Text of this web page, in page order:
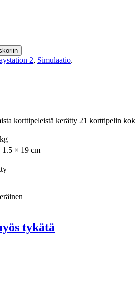
2, Simulaatio.
korttipeleistä kerätty 21 korttipelin
1.5 × 19 cm
tykätä